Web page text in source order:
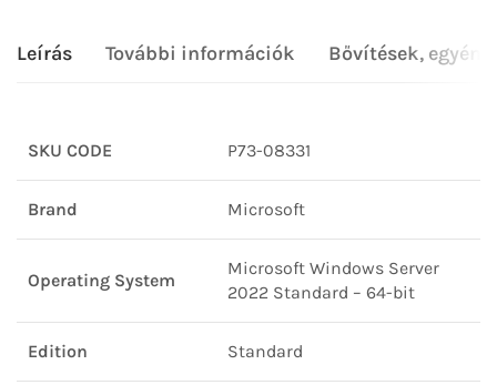
Leírás További információk Bővítések,
SKU CODE P73-08331
Brand Microsoft
Operating System
Microsoft Windows Server
2022 Standard – 64-bit
Edition Standard